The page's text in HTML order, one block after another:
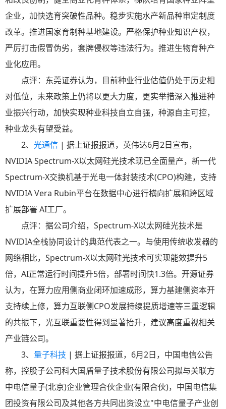
企业，加快选育突破性品种。稳步实施水产新品种审定制度
改革。推进国家育制种基地建设。严格保护种业知识产权，
严厉打击假冒伪劣，套牌侵权等违法行为。推进生物育种产
业化应用。
点评：东莞证券认为，目前种业行业估值仍处于历史相
对低位，未来政策上仍将以更大力度，更实举措深入推进种
业振兴行动，加快实现种业科技自立自强，种源自主可控，
种业龙头有望受益。
2、 光通信 | 据上证报报道，英伟达6月2日宣布，
NVIDIA Spectrum-X以太网硅光技术现已全面量产，新一代
Spectrum-X交换机基于光电一体封装技术(CPO)构建，支持
NVIDIA Vera Rubin平台在数据中心进行横向扩展和跨区域
扩展部署 AI工厂。
点评：据公司介绍，Spectrum-X以太网硅光技术是
NVIDIA全栈协同设计的典范代表之一。与使用传统收发器的
网络相比，Spectrum-X以太网硅光技术可实现能效提升5
倍，AI正常运行时间提升5倍，部署时间快1.3倍。开源证券
认为，在算力应用侧商业闭环加速成形，算力基建侧资本开
支持续上修，算力互联侧CPO发展持续提质增速等三重逻辑
的共振下，光互联重要性得到显著抬升，建议高度重视相关
产业链公司。
3、 量子科技 | 据上证报报道，6月2日，中国电信公告
称，控股子公司科大国盾量子技术股份有限公司拟与关联方
中电信量子(北京)企业管理合伙企业(有限合伙)，中国电信集
团投资有限公司及其他各方共同出资设立"中电信量子产业创